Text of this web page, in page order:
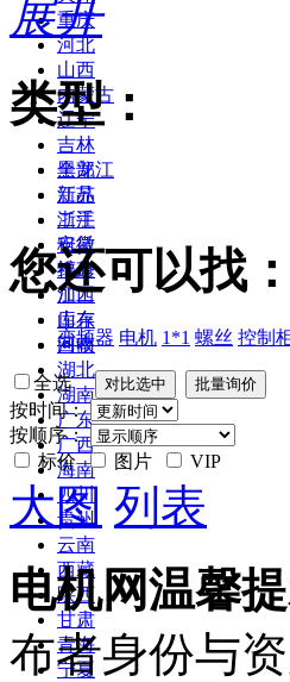
重庆
河北
山西
内蒙古
辽宁
吉林
黑龙江
江苏
浙江
安徽
福建
江西
山东
河南
湖北
湖南
广东
广西
海南
四川
贵州
云南
西藏
陕西
甘肃
青海
宁夏
展开
类型：
全部
新品
二手
租赁
维修
加工
库存
回收
您还可以找：
变频器 电机 1*1 螺丝 控制
全选
按时间：
按顺序：
标价
图片 VIP
大图 列表
电机网温馨提
布者身份与